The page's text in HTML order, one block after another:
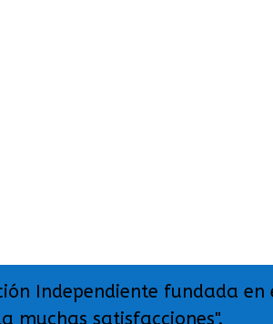
Independiente fundada
muchas satisfacciones".